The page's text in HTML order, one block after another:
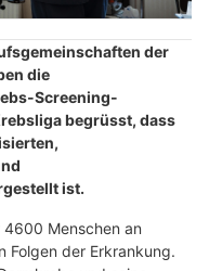
der
die
Screening-
begrüsst, dass
ist.
Menschen an
Folgen der Erkrankung.